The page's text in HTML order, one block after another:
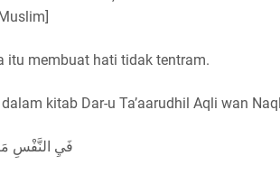
itu membuat hati tidak tentram.
kitab Dar-u Ta’aarudhil Aqli wan
فَيِ النَّفْسِ